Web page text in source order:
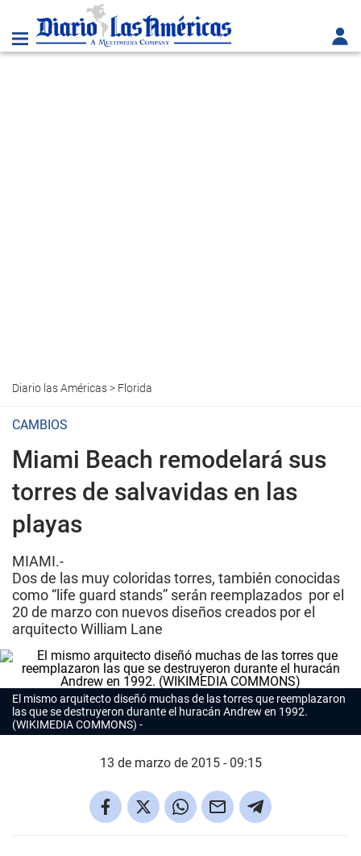
Diario las Américas> Florida
CAMBIOS
Miami Beach remodelará sus
torres de salvavidas en las
playas
MIAMI.-
Dos de las muy coloridas torres, también conocidas
como “life guard stands” serán reemplazados por el
20 de marzo con nuevos diseños creados por el
arquitecto William Lane
El mismo arquitecto diseñó muchas de las torres que reemplazaron
las que se destruyeron durante el huracán Andrew en 1992.
(WIKIMEDIA COMMONS)
13 de marzo de 2015 - 09:15